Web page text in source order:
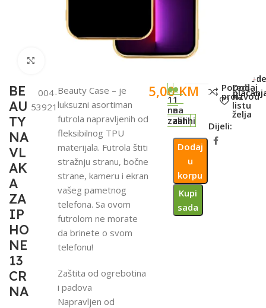
BE
AU
TY
NA
VL
AK
A
ZA
IP
HO
NE
13
CR
NA
004-
53921
Beauty Case – je
luksuzni asortiman
futrola napravljenih od
fleksibilnog TPU
materijala. Futrola štiti
stražnju stranu, bočne
strane, kameru i ekran
vašeg pametnog
telefona. Sa ovom
futrolom ne morate
da brinete o svom
telefonu!
Zaštita od ogrebotina
i padova
Napravljen od
5,00KM
1
na
zalihi
1
na
zalihi
Dodaj
u
korpu
Kupi
sada
Poredi
proizvod
Dodaj
na
listu
želja
Dijeli: